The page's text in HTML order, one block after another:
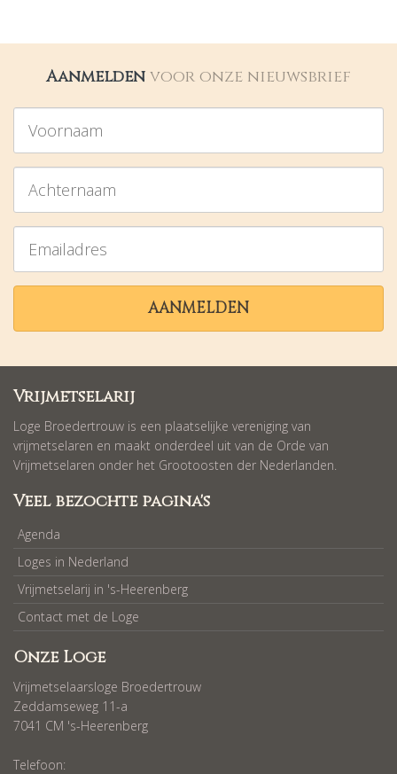
Aanmelden voor onze nieuwsbrief
AANMELDEN
Vrijmetselarij
Loge Broedertrouw is een plaatselijke vereniging van
vrijmetselaren en maakt onderdeel uit van de Orde van
Vrijmetselaren onder het Grootoosten der Nederlanden.
Veel bezochte pagina's
Agenda
Loges in Nederland
Vrijmetselarij in 's-Heerenberg
Contact met de Loge
Onze Loge
Vrijmetselaarsloge Broedertrouw
Zeddamseweg 11-a
7041 CM 's-Heerenberg
Telefoon: